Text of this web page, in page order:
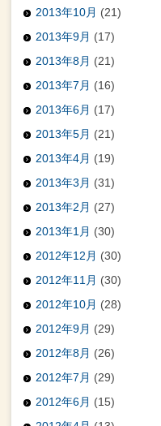
2013年10月 (21)
2013年9月 (17)
2013年8月 (21)
2013年7月 (16)
2013年6月 (17)
2013年5月 (21)
2013年4月 (19)
2013年3月 (31)
2013年2月 (27)
2013年1月 (30)
2012年12月 (30)
2012年11月 (30)
2012年10月 (28)
2012年9月 (29)
2012年8月 (26)
2012年7月 (29)
2012年6月 (15)